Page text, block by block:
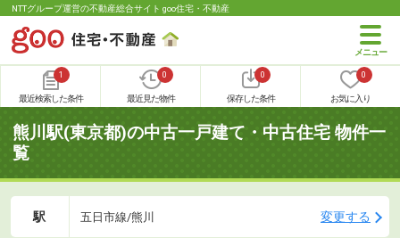
NTTグループ運営の不動産総合サイト goo住宅・不動産
1
最近検索した条件
0
最近見た物件
0
保存した条件
0
お気に入り
熊川駅(東京都)の中古一戸建て・中古住宅 物件一
覧
駅 五日市線/熊川 変更する